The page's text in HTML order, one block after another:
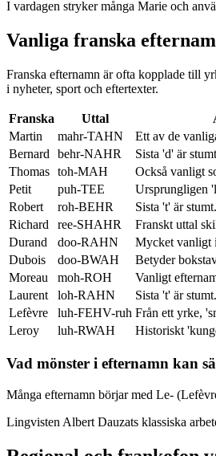
I vardagen stryker många Marie och
Vanliga franska
Franska efternamn är ofta kopplade till
i nyheter, sport och eftertexter.
Franska Uttal
Martin
mahr-TAHN
Ett av de
Bernard
behr-NAHR
Sista 'd' är
Thomas toh-MAH
Också vanligt
Petit
puh-TEE
Ursprungligen
Robert
roh-BEHR
Sista 't' är stumt.
Richard
ree-SHAHR
Franskt uttal
Durand
doo-RAHN
Mycket vanligt
Dubois
doo-BWAH
Betyder
Moreau
moh-ROH
Vanligt
Laurent
loh-RAHN
Sista 't' är stumt.
Lefèvre
luh-FEHV-ruh Från ett yrke,
Leroy
luh-RWAH Historiskt
Vad mönster i efternamn kan
Många efternamn börjar med Le-
Lingvisten Albert Dauzats klassiska